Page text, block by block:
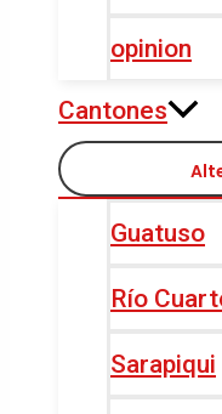
opinion
Cantones
Guatuso
Río
Sarapiqui